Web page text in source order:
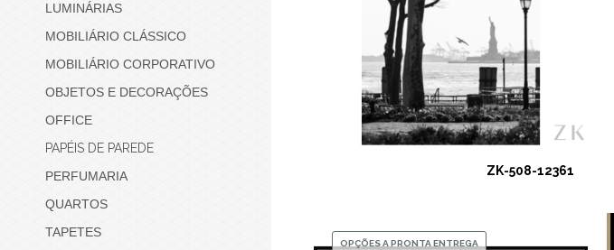
LUMINÁRIAS
MOBILIÁRIO CLÁSSICO
MOBILIÁRIO CORPORATIVO
OBJETOS E DECORAÇÕES
OFFICE
PAPÉIS DE PAREDE
PERFUMARIA
QUARTOS
TAPETES
ZK-508-12361
OPÇÕES A PRONTA ENTREGA